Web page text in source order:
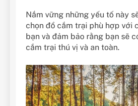
Nắm vững những yếu tố này
chọn đồ cắm trại phù hợp với
bạn và đảm bảo rằng bạn sẽ
cắm trại thú vị và an toàn.